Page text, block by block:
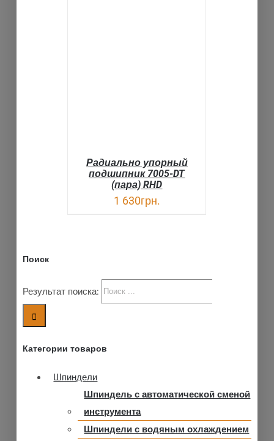
Радиально упорный
подшипник 7005-DT
(пара) RHD
1 630грн.
Поиск
Результат поиска:
Категории товаров
Шпиндели
Шпиндель с автоматической сменой
инструмента
Шпиндели с водяным охлаждением